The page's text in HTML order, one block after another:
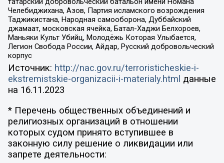
Челебиджихана, Азов, Партия исламского возрождения
Таджикистана, Народная самооборона, Дуббайский
джамаат, московская ячейка, Батал-Хаджи Белхороев,
Маньяки Культ Убийц, Молодёжь Которая Улыбается,
Легион Свобода России, Айдар, Русский добровольческий
корпус
Источник: http://nac.gov.ru/terroristicheskie-i-
ekstremistskie-organizacii-i-materialy.html данные
на 16.11.2023
* Перечень общественных объединений и
религиозных организаций в отношении
которых судом принято вступившее в
законную силу решение о ликвидации или
запрете деятельности: